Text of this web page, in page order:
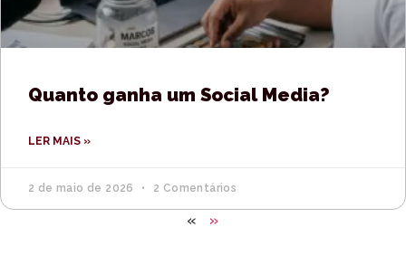
Quanto ganha um Social Media?
LER MAIS »
2 de maio de 2026 2 Comentários
« »